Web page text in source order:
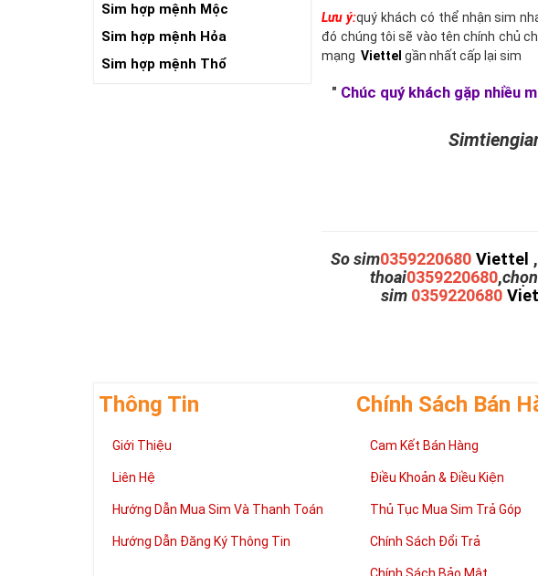
Sim hợp mệnh Mộc
Sim hợp mệnh Hỏa
Sim hợp mệnh Thổ
Lưu ý:quý khách có thể nhận sim
đó chúng tôi sẽ vào tên chính chủ
mạng Viettel gần nhất cấp lại sim
" Chúc quý khách gặp nhiều
So sim0359220680 Viettel ,
thoai0359220680,
sim 0359220680
Thông Tin
Giới Thiệu
Liên Hệ
Hướng Dẫn Mua Sim Và Thanh Toán
Hướng Dẫn Đăng Ký Thông Tin
Chính Sách Bán
Cam Kết Bán Hàng
Điều Khoản & Điều Kiện
Thủ Tục Mua Sim Trả Góp
Chính Sách Đổi Trả